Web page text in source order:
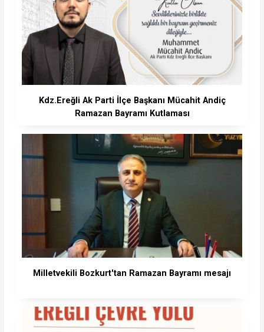
Kdz.Ereğli Ak Parti İlçe Başkanı Mücahit Andiç
Ramazan Bayramı Kutlaması
Milletvekili Bozkurt'tan Ramazan Bayramı mesajı